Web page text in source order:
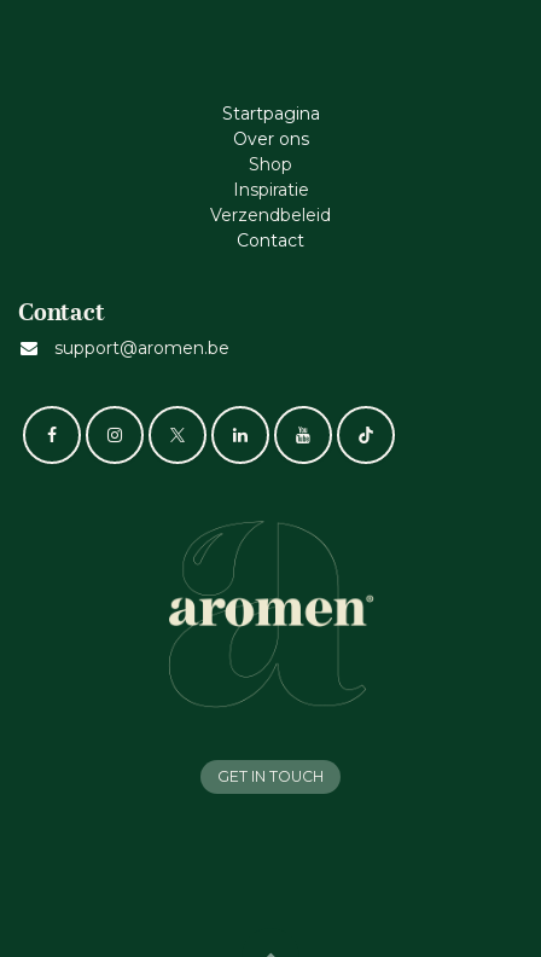
Startpagina
Ove​r​ ons
Shop
Inspiratie
Verzendbeleid
Cont​act
Contact
support@aromen.be
GET IN TOUCH